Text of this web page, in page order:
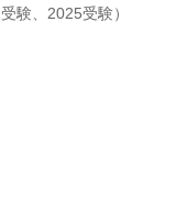
験、2025受験）